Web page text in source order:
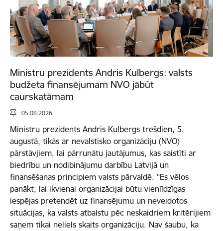
Ministru prezidents Andris Kulbergs: valsts
budžeta finansējumam NVO jābūt
caurskatāmam
05.08.2026.
Ministru prezidents Andris Kulbergs trešdien, 5.
augustā, tikās ar nevalstisko organizāciju (NVO)
pārstāvjiem, lai pārrunātu jautājumus, kas saistīti ar
biedrību un nodibinājumu darbību Latvijā un
finansēšanas principiem valsts pārvaldē. “Es vēlos
panākt, lai ikvienai organizācijai būtu vienlīdzīgas
iespējas pretendēt uz finansējumu un neveidotos
situācijas, ka valsts atbalstu pēc neskaidriem kritērijiem
saņem tikai neliels skaits organizāciju. Nav šaubu, ka